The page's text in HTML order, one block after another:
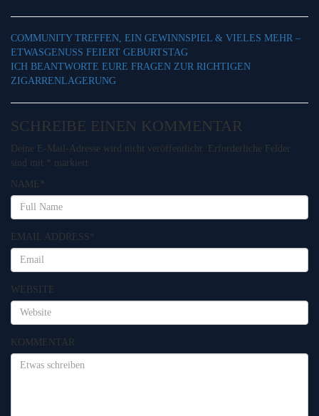
COMMUNITY TREFFEN, EIN GEWINNSPIEL & VIELES MEHR –
ETWASGENUSS FEIERT GEBURTSTAG
ICH BEANTWORTE EURE FRAGEN ZUR RICHTIGEN
ZIGARRENLAGERUNG
SCHREIBE EINEN KOMMENTAR
Deine E-Mail-Adresse wird nicht veröffentlicht.
Erforderliche Felder
sind mit * markiert
NAME *
EMAIL ADDRESS*
WEBSITE
KOMMENTAR